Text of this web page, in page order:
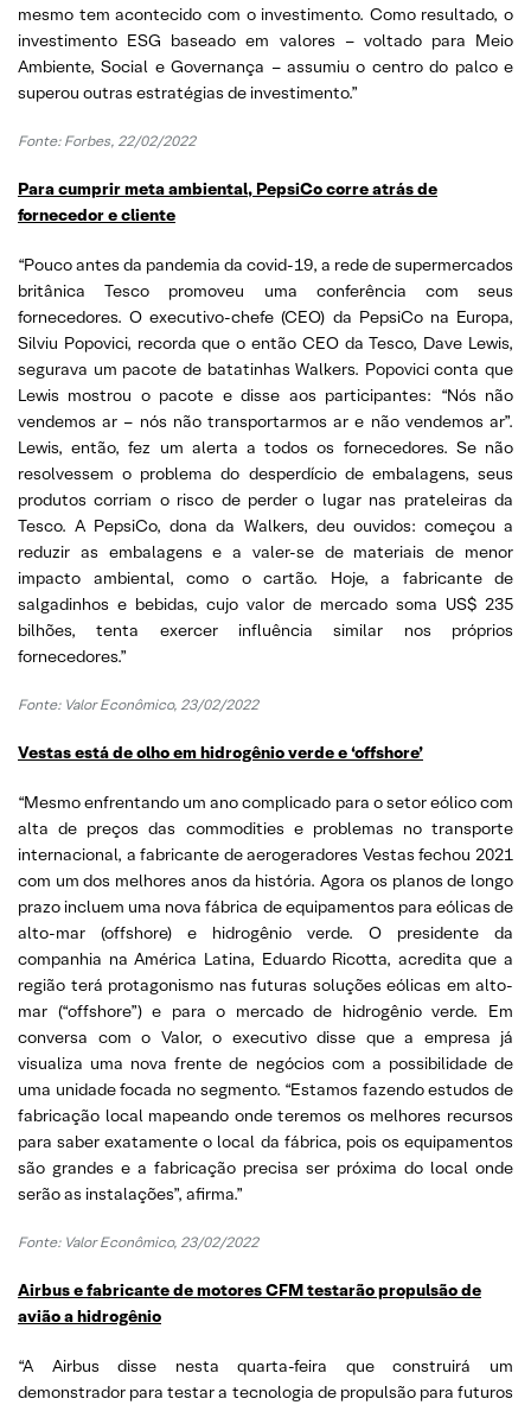
mesmo tem acontecido com o investimento. Como resultado, o
investimento ESG baseado em valores – voltado para Meio
Ambiente, Social e Governança – assumiu o centro do palco e
superou outras estratégias de investimento.”
Fonte: Forbes, 22/02/2022
Para cumprir meta ambiental, PepsiCo corre atrás de
fornecedor e cliente
“Pouco antes da pandemia da covid-19, a rede de supermercados
britânica Tesco promoveu uma conferência com seus
fornecedores. O executivo-chefe (CEO) da PepsiCo na Europa,
Silviu Popovici, recorda que o então CEO da Tesco, Dave Lewis,
segurava um pacote de batatinhas Walkers. Popovici conta que
Lewis mostrou o pacote e disse aos participantes: “Nós não
vendemos ar – nós não transportarmos ar e não vendemos ar”.
Lewis, então, fez um alerta a todos os fornecedores. Se não
resolvessem o problema do desperdício de embalagens, seus
produtos corriam o risco de perder o lugar nas prateleiras da
Tesco. A PepsiCo, dona da Walkers, deu ouvidos: começou a
reduzir as embalagens e a valer-se de materiais de menor
impacto ambiental, como o cartão. Hoje, a fabricante de
salgadinhos e bebidas, cujo valor de mercado soma US$ 235
bilhões, tenta exercer influência similar nos próprios
fornecedores.”
Fonte: Valor Econômico, 23/02/2022
Vestas está de olho em hidrogênio verde e ‘offshore’
“Mesmo enfrentando um ano complicado para o setor eólico com
alta de preços das commodities e problemas no transporte
internacional, a fabricante de aerogeradores Vestas fechou 2021
com um dos melhores anos da história. Agora os planos de longo
prazo incluem uma nova fábrica de equipamentos para eólicas de
alto-mar (offshore) e hidrogênio verde. O presidente da
companhia na América Latina, Eduardo Ricotta, acredita que a
região terá protagonismo nas futuras soluções eólicas em alto-
mar (“offshore”) e para o mercado de hidrogênio verde. Em
conversa com o Valor, o executivo disse que a empresa já
visualiza uma nova frente de negócios com a possibilidade de
uma unidade focada no segmento. “Estamos fazendo estudos de
fabricação local mapeando onde teremos os melhores recursos
para saber exatamente o local da fábrica, pois os equipamentos
são grandes e a fabricação precisa ser próxima do local onde
serão as instalações”, afirma.”
Fonte: Valor Econômico, 23/02/2022
Airbus e fabricante de motores CFM testarão propulsão de
avião a hidrogênio
“A Airbus disse nesta quarta-feira que construirá um
demonstrador para testar a tecnologia de propulsão para futuros